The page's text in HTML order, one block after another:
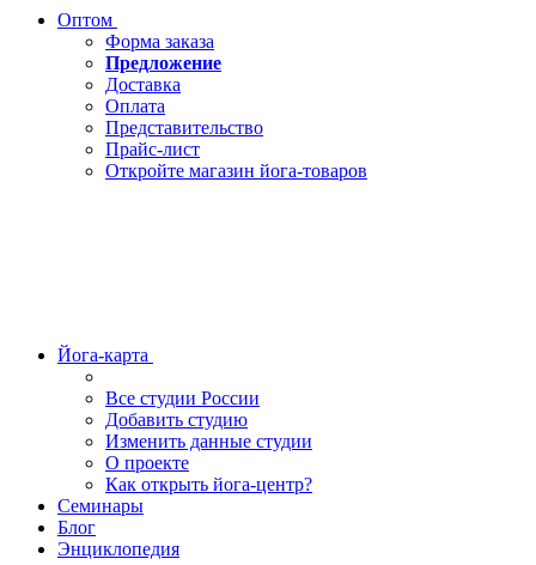
Оптом
Форма заказа
Предложение
Доставка
Оплата
Представительство
Прайс-лист
Откройте магазин йога-товаров
Йога-карта
Все студии России
Добавить студию
Изменить данные студии
О проекте
Как открыть йога-центр?
Семинары
Блог
Энциклопедия